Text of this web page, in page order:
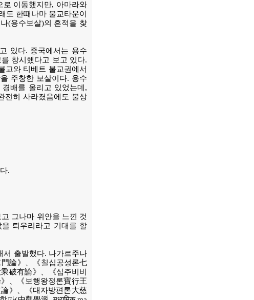
로 이동했지만, 아마라와
도 한때나마 불교타운이
(용수보살)의 흔적을 찾
있다. 중국에서는 용수
창시했다고 보고 있다.
교와 티베트 불교권에서
주창한 보살이다. 용수
배를 올리고 있었는데,
전히 사라졌음에도 불상
.
그나마 위안을 느낀 것
틔우리라고 기대를 할
서 출발했다. 나가르주나
論》、《칠십공성론七
破有論》、《십주비비
、《보행왕정론寶行王
》、《대자방편론大慈